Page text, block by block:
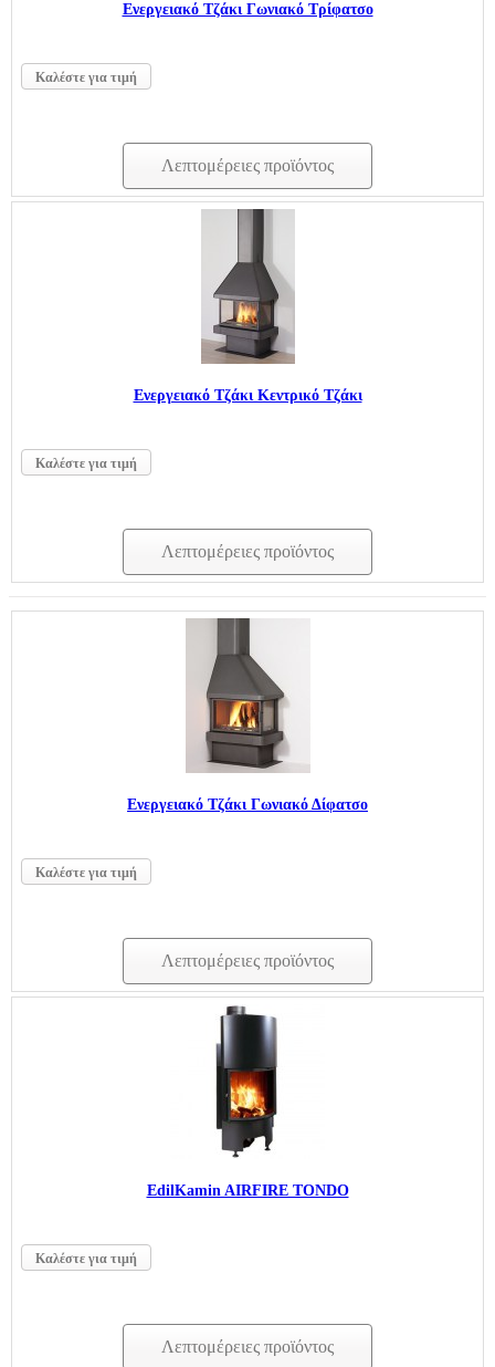
Ενεργειακό Τζάκι Γωνιακό Τρίφατσο
Καλέστε για τιμή
Λεπτομέρειες προϊόντος
Ενεργειακό Τζάκι Κεντρικό Τζάκι
Καλέστε για τιμή
Λεπτομέρειες προϊόντος
Ενεργειακό Τζάκι Γωνιακό Δίφατσο
Καλέστε για τιμή
Λεπτομέρειες προϊόντος
EdilKamin AIRFIRE TONDO
Καλέστε για τιμή
Λεπτομέρειες προϊόντος